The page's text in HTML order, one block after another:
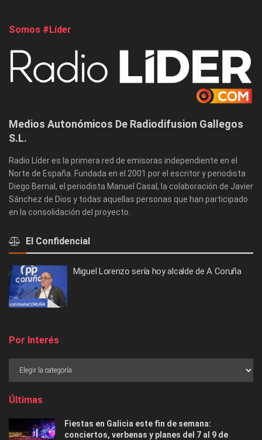
Somos #Líder
Medios Autonómicos De Radiodifusion Gallegos
S.L.
Radio Líder es la primera red de emisoras independiente en el
Norte de España. Fundada en el 2001 por el escritor y periodista
Diego Bernal, el periodista Manuel Casal, la colaboración de Javier
Sánchez de Dios y todas aquellas personas que han participado
en la consolidación del proyecto.
El Confidencial
Miguel Lorenzo sería hoy alcalde de A Coruña
Por Interés
Últimas
Fiestas en Galicia este fin de semana:
conciertos, verbenas y planes del 7 al 9 de